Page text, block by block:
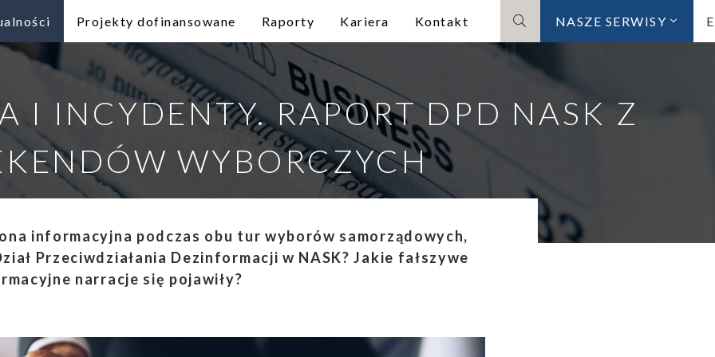
Projekty dofinansowane Raporty Kariera
Kontakt
NASZE SERWISY
I INCYDENTY. RAPORT DPD NASK Z
WYBORCZYCH
informacyjna podczas obu tur wyborów samorządowych,
Przeciwdziałania Dezinformacji w NASK? Jakie fałszywe
narracje się pojawiły?